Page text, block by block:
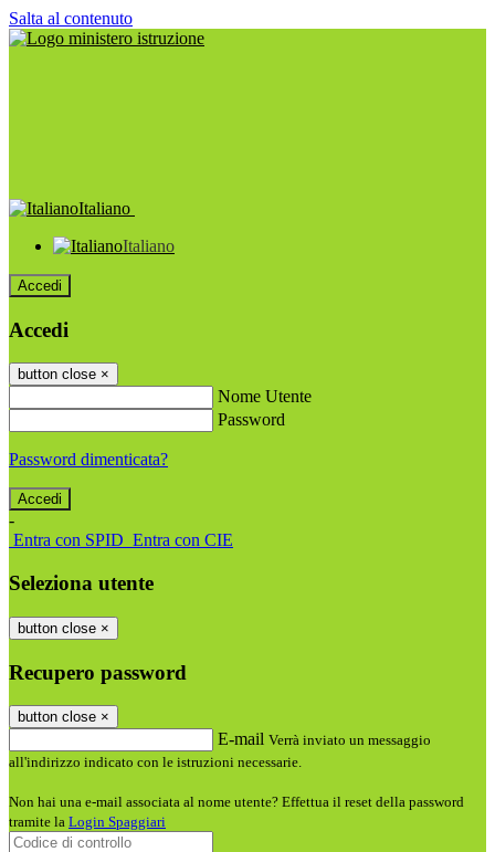
Salta al contenuto
Italiano
Italiano
Accedi
Accedi
button close ×
Nome Utente
Password
Password dimenticata?
-
Entra con SPID Entra con CIE
Seleziona utente
button close ×
Recupero password
button close ×
E-mail Verrà inviato un messaggio
all'indirizzo indicato con le istruzioni necessarie.
Non hai una e-mail associata al nome utente? Effettua il reset della password
tramite la Login Spaggiari